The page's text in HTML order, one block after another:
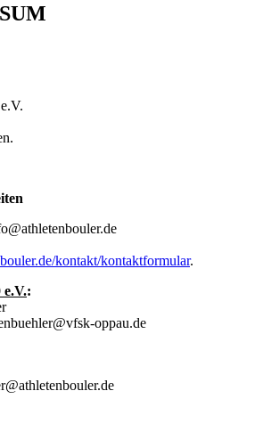
kontakt/kontaktformular.
:
oppau.de